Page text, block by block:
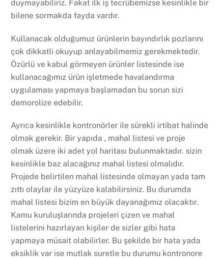
duymayabiliriz. Fakat ilk iş tecrübemizse kesinlikle bir
bilene sormakda fayda vardır.
Kullanacak olduğumuz ürünlerin bayındırlık pozlarını
çok dikkatli okuyup anlayabilmemiz gerekmektedir.
Özürlü ve kabul görmeyen ürünler listesinde ise
kullanacağımız ürün işletmede havalandırma
uygulaması yapmaya başlamadan bu sorun sizi
demorolize edebilir.
Ayrıca kesinlikle kontronörler ile sürekli irtibat halinde
olmak gerekir. Bir yapıda , mahal listesi ve proje
olmak üzere iki adet yol haritası bulunmaktadır. sizin
kesinlikle baz alacağınız mahal listesi olmalıdır.
Projede belirtilen mahal listesinde olmayan yada tam
zıttı olaylar ile yüzyüze kalabilirsiniz. Bu durumda
mahal listesi bizim en büyük dayanağımız olacaktır.
Kamu kuruluşlarında projeleri çizen ve mahal
listelerini hazırlayan kişiler de sizler gibi hata
yapmaya müsait olabilirler. Bu şekilde bir hata yada
eksiklik var ise mutlak suretle bu durumu kontronore